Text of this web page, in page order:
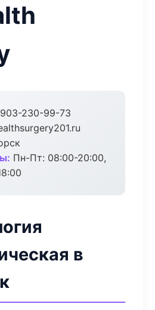
230-99-73
Пн-Пт: 08:00-20:00,
в